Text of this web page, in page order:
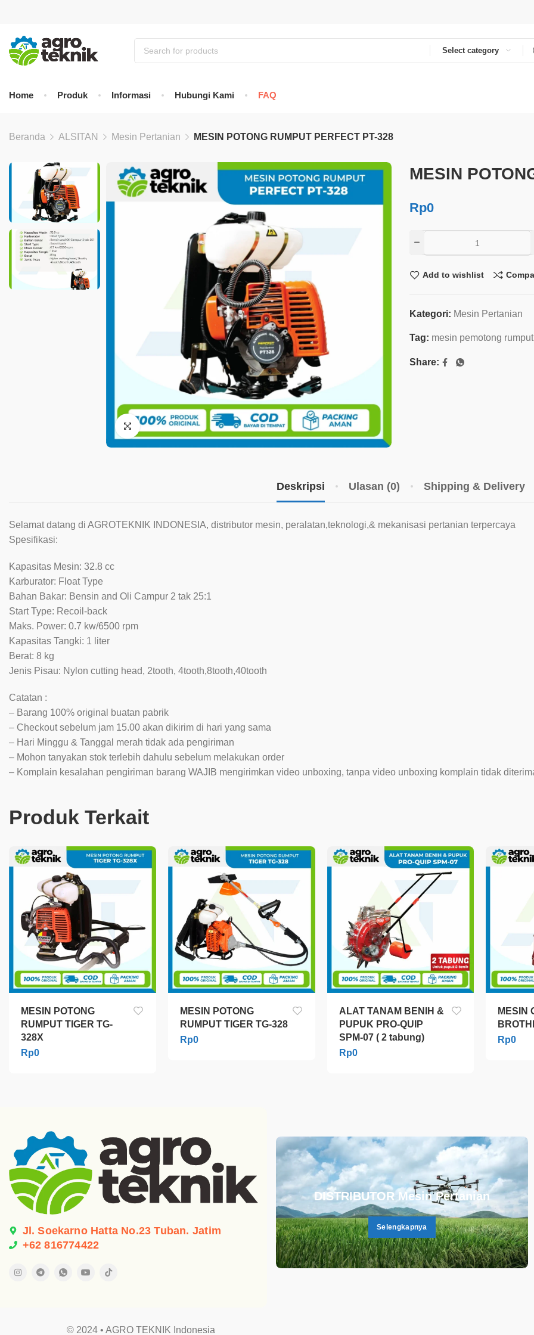
Select category
Home Produk Informasi Hubungi Kami FAQ
Beranda ALSITAN Mesin Pertanian MESIN POTONG RUMPUT PERFECT PT-328
MESIN
Rp0
Add to wishlist
Kategori: Mesin Pertanian
Tag: mesin pemotong rumput
Share:
Deskripsi Ulasan (0) Shipping & Delivery
Selamat datang di AGROTEKNIK INDONESIA, distributor mesin, peralatan,teknologi,& mekanisasi pertanian terpercaya
Spesifikasi:
Kapasitas Mesin: 32.8 cc
Karburator: Float Type
Bahan Bakar: Bensin and Oli Campur 2 tak 25:1
Start Type: Recoil-back
Maks. Power: 0.7 kw/6500 rpm
Kapasitas Tangki: 1 liter
Berat: 8 kg
Jenis Pisau: Nylon cutting head, 2tooth, 4tooth,8tooth,40tooth
Catatan :
– Barang 100% original buatan pabrik
– Checkout sebelum jam 15.00 akan dikirim di hari yang sama
– Hari Minggu & Tanggal merah tidak ada pengiriman
– Mohon tanyakan stok terlebih dahulu sebelum melakukan order
– Komplain kesalahan pengiriman barang WAJIB mengirimkan video unboxing, tanpa video unboxing komplain tidak
Produk Terkait
MESIN POTONG
RUMPUT TIGER TG-
328X
Rp0
MESIN POTONG
RUMPUT TIGER TG-328
Rp0
ALAT TANAM BENIH &
PUPUK PRO-QUIP
SPM-07 ( 2 tabung)
Rp0
MESIN
Rp0
Jl. Soekarno Hatta No.23 Tuban. Jatim
+62 816774422
.
DISTRIBUTOR Mesin Pertanian
Selengkapnya
© 2024 • AGRO TEKNIK Indonesia